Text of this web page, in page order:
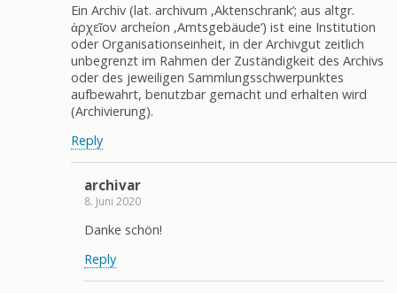
Ein Archiv (lat. archivum ‚Aktenschrank‘; aus altgr.
ἀρχεῖον archeíon ‚Amtsgebäude‘) ist eine Institution
oder Organisationseinheit, in der Archivgut zeitlich
unbegrenzt im Rahmen der Zuständigkeit des Archivs
oder des jeweiligen Sammlungsschwerpunktes
aufbewahrt, benutzbar gemacht und erhalten wird
(Archivierung).
Reply
archivar
8. Juni 2020
Danke schön!
Reply